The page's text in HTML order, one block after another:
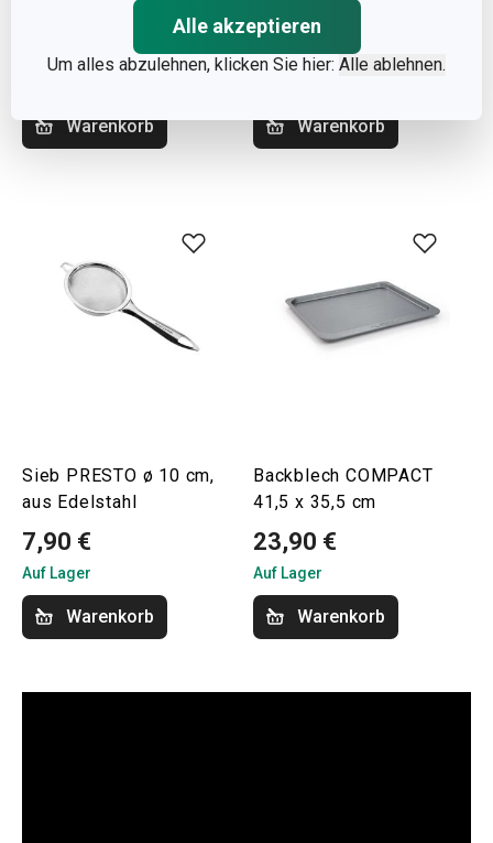
Alle akzeptieren
Um alles abzulehnen, klicken Sie hier: Alle ablehnen.
GrandCHEF 40 x 14 cm
11,90 €
Warenkorb
19,90 €
Warenkorb
Sieb PRESTO ø 10 cm,
aus Edelstahl
7,90 €
Auf Lager
Warenkorb
Backblech COMPACT
41,5 x 35,5 cm
23,90 €
Auf Lager
Warenkorb